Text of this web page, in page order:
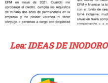
Lea: IDEAS DE INODORO